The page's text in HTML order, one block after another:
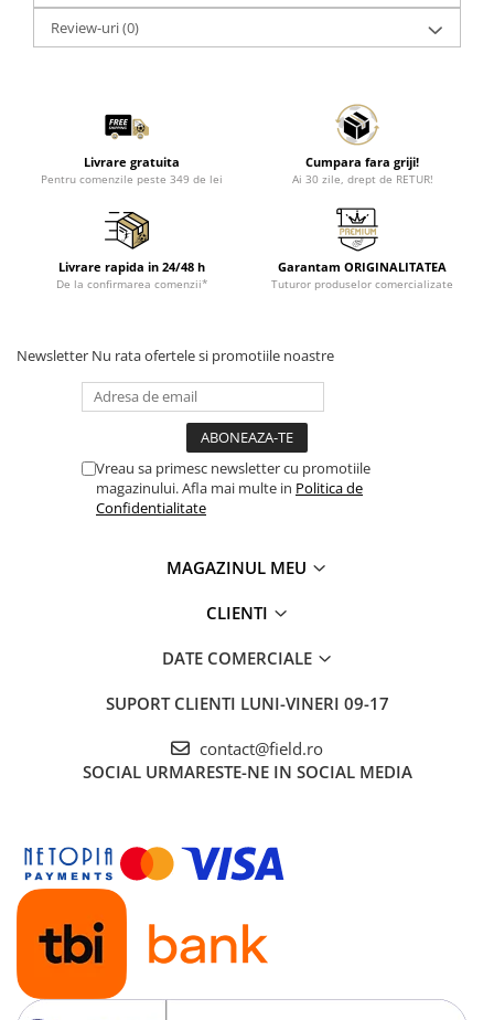
Review-uri(0)
Livrare gratuita
Pentru comenzile peste 349 de lei
Cumpara fara griji!
Ai 30 zile, drept de RETUR!
Livrare rapida in 24/48 h
De la confirmarea comenzii*
Garantam ORIGINALITATEA
Tuturor produselor comercializate
Newsletter Nu rata ofertele si promotiile noastre
Vreau sa primesc newsletter cu promotiile
magazinului. Afla mai multe in Politica de
Confidentialitate
MAGAZINUL MEU
CLIENTI
DATE COMERCIALE
SUPORT CLIENTI LUNI-VINERI 09-17
contact@field.ro
SOCIAL URMARESTE-NE IN SOCIAL MEDIA